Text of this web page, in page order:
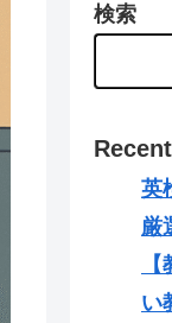
検索
英
厳
い